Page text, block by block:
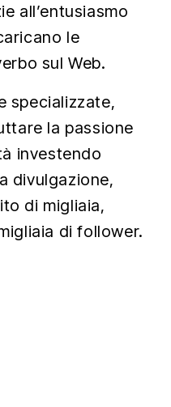
all’entusiasmo
le
sul Web.
specializzate,
la passione
investendo
divulgazione,
di migliaia,
di follower.